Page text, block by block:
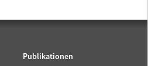
Publikationen